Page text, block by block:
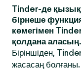
Tinder-де
бірнеше
көмегімен
қолдана аласың.
Біріншіден,
жасасаң болғаны.